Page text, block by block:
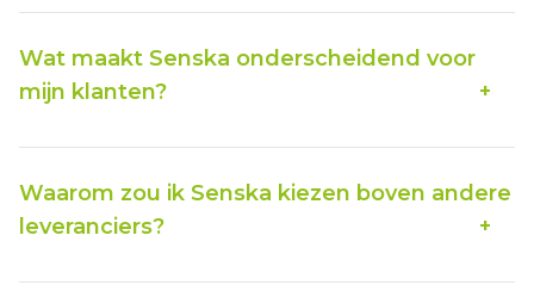
Europese veiligheidsnormen en wordt geleverd met
garantie en de juiste documentatie. Dit testen we ook
regelmatig zelf.
Wat maakt Senska onderscheidend voor
mijn klanten?
vormgeving. Jij levert mooie, kwalitatieve en
levensreddende producten die aan alle Europese wetten
voldoen.
Waarom zou ik Senska kiezen boven andere
leveranciers?
volgende partner is. Onze producten zijn scherp geprijsd,